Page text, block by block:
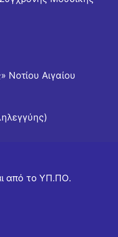
Νοτίου Αιγαίου
από το ΥΠ.ΠΟ.